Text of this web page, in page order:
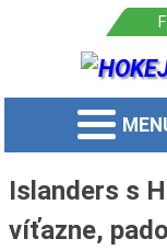
Islanders s
víťazne,